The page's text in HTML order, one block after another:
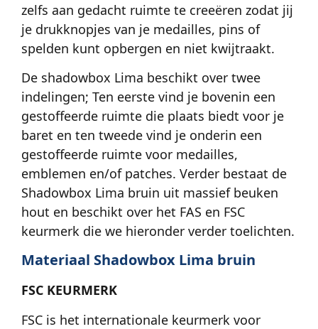
zelfs aan gedacht ruimte te creeëren zodat jij
je drukknopjes van je medailles, pins of
spelden kunt opbergen en niet kwijtraakt.
De shadowbox Lima beschikt over twee
indelingen; Ten eerste vind je bovenin een
gestoffeerde ruimte die plaats biedt voor je
baret en ten tweede vind je onderin een
gestoffeerde ruimte voor medailles,
emblemen en/of patches. Verder bestaat de
Shadowbox Lima bruin uit massief beuken
hout en beschikt over het FAS en FSC
keurmerk die we hieronder verder toelichten.
Materiaal Shadowbox Lima bruin
FSC KEURMERK
FSC is het internationale keurmerk voor